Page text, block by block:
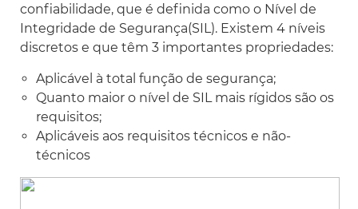
confiabilidade, que é definida como o Nível de
Integridade de Segurança(SIL). Existem 4 níveis
discretos e que têm 3 importantes propriedades:
Aplicável à total função de segurança;
Quanto maior o nível de SIL mais rígidos são os
requisitos;
Aplicáveis aos requisitos técnicos e não-
técnicos